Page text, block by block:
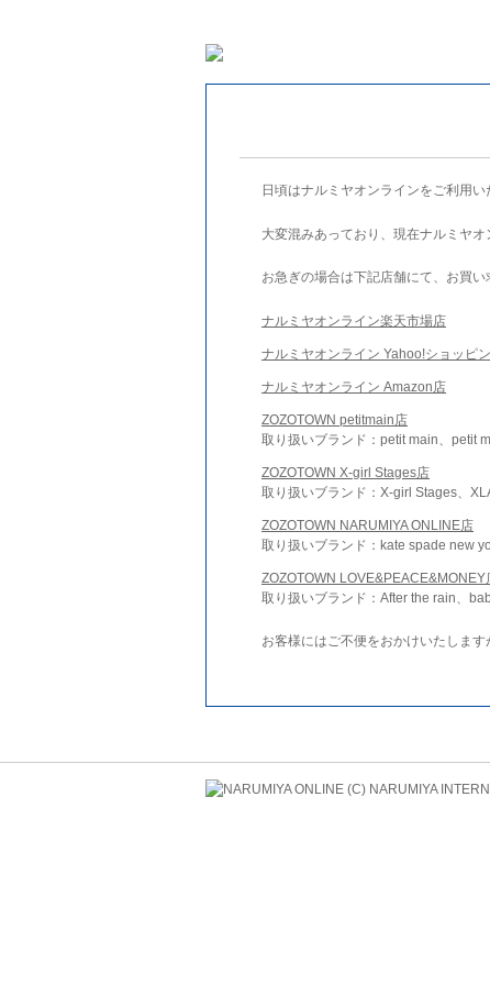
日頃はナルミヤオンラインをご利用
大変混みあっており、現在ナルミヤ
お急ぎの場合は下記店舗にて、お買い
ナルミヤオンライン楽天市場店
ナルミヤオンライン Yahoo!ショッピ
ナルミヤオンライン Amazon店
ZOZOTOWN petitmain店
取り扱いブランド：petit main、petit
ZOZOTOWN X-girl Stages店
取り扱いブランド：X-girl Stages、
ZOZOTOWN NARUMIYA ONLINE店
取り扱いブランド：kate spade new
ZOZOTOWN LOVE&PEACE&MONEY
取り扱いブランド：After the rain、
お客様にはご不便をおかけいたしま